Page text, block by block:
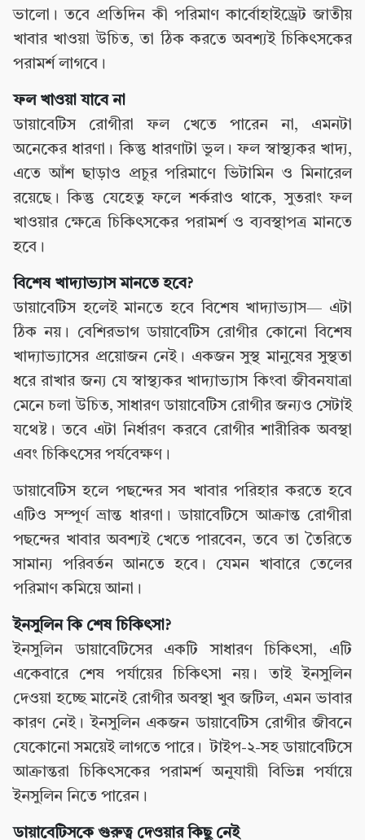
ভালো। তবে প্রতিদিন কী পরিমাণ কার্বোহাইড্রেট জাতীয়
খাবার খাওয়া উচিত, তা ঠিক করতে অবশ্যই চিকিৎসকের
পরামর্শ লাগবে।
ফল খাওয়া যাবে না
ডায়াবেটিস রোগীরা ফল খেতে পারেন না, এমনটা
অনেকের ধারণা। কিন্তু ধারণাটা ভুল। ফল স্বাস্থ্যকর খাদ্য,
এতে আঁশ ছাড়াও প্রচুর পরিমাণে ভিটামিন ও মিনারেল
রয়েছে। কিন্তু যেহেতু ফলে শর্করাও থাকে, সুতরাং ফল
খাওয়ার ক্ষেত্রে চিকিৎসকের পরামর্শ ও ব্যবস্থাপত্র মানতে
হবে।
বিশেষ খাদ্যাভ্যাস মানতে হবে?
ডায়াবেটিস হলেই মানতে হবে বিশেষ খাদ্যাভ্যাস— এটা
ঠিক নয়। বেশিরভাগ ডায়াবেটিস রোগীর কোনো বিশেষ
খাদ্যাভ্যাসের প্রয়োজন নেই। একজন সুস্থ মানুষের সুস্থতা
ধরে রাখার জন্য যে স্বাস্থ্যকর খাদ্যাভ্যাস কিংবা জীবনযাত্রা
মেনে চলা উচিত, সাধারণ ডায়াবেটিস রোগীর জন্যও সেটাই
যথেষ্ট। তবে এটা নির্ধারণ করবে রোগীর শারীরিক অবস্থা
এবং চিকিৎসের পর্যবেক্ষণ।
ডায়াবেটিস হলে পছন্দের সব খাবার পরিহার করতে হবে
এটিও সম্পূর্ণ ভ্রান্ত ধারণা। ডায়াবেটিসে আক্রান্ত রোগীরা
পছন্দের খাবার অবশ্যই খেতে পারবেন, তবে তা তৈরিতে
সামান্য পরিবর্তন আনতে হবে। যেমন খাবারে তেলের
পরিমাণ কমিয়ে আনা।
ইনসুলিন কি শেষ চিকিৎসা?
ইনসুলিন ডায়াবেটিসের একটি সাধারণ চিকিৎসা, এটি
একেবারে শেষ পর্যায়ের চিকিৎসা নয়। তাই ইনসুলিন
দেওয়া হচ্ছে মানেই রোগীর অবস্থা খুব জটিল, এমন ভাবার
কারণ নেই। ইনসুলিন একজন ডায়াবেটিস রোগীর জীবনে
যেকোনো সময়েই লাগতে পারে। টাইপ-২-সহ ডায়াবেটিসে
আক্রান্তরা চিকিৎসকের পরামর্শ অনুযায়ী বিভিন্ন পর্যায়ে
ইনসুলিন নিতে পারেন।
ডায়াবেটিসকে গুরুত্ব দেওয়ার কিছু নেই